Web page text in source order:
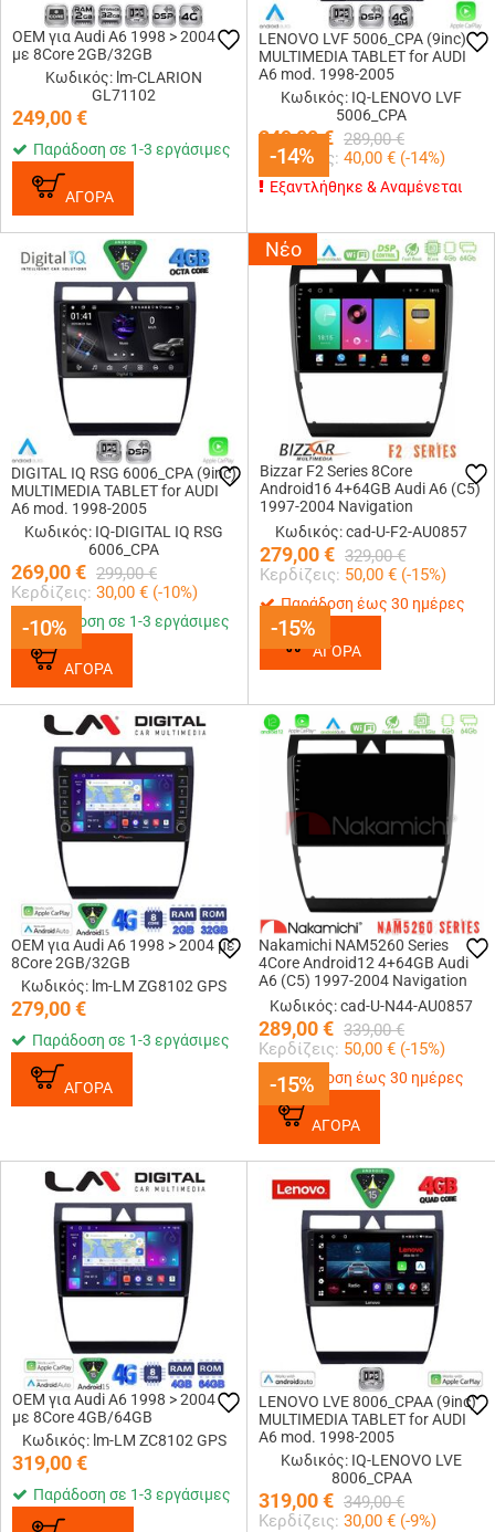
OEM για Audi A6 1998 > 2004
με 8Core 2GB/32GB
Κωδικός: lm-CLARION
GL71102
249,00€
Παράδοση σε 1-3 εργάσιμες
ΑΓΟΡΑ
-14%
LENOVO LVF 5006_CPA (9inc)
MULTIMEDIA TABLET for AUDI
A6 mod. 1998-2005
Κωδικός: IQ-LENOVO LVF
5006_CPA
249,00€ 289,00 €
Κερδίζεις: 40,00 € (-14%)
-14%
Εξαντλήθηκε & Αναμένεται
-10%
DIGITAL IQ RSG 6006_CPA (9inc)
MULTIMEDIA TABLET for AUDI
A6 mod. 1998-2005
Κωδικός: IQ-DIGITAL IQ RSG
6006_CPA
269,00€ 299,00 €
Κερδίζεις: 30,00 € (-10%)
-10%
Παράδοση σε 1-3 εργάσιμες
ΑΓΟΡΑ
Νέο
-15%
Bizzar F2 Series 8Core
Android16 4+64GB Audi A6 (C5)
1997-2004 Navigation
Multimedia Tablet 9
Κωδικός: cad-U-F2-AU0857
279,00€ 329,00 €
Κερδίζεις: 50,00 € (-15%)
-15%
Παράδοση έως 30 ημέρες
ΑΓΟΡΑ
OEM για Audi A6 1998 > 2004 με
8Core 2GB/32GB
Κωδικός: lm-LM ZG8102 GPS
279,00€
Παράδοση σε 1-3 εργάσιμες
ΑΓΟΡΑ -15%
Nakamichi NAM5260 Series
4Core Android12 4+64GB Audi
A6 (C5) 1997-2004 Navigation
Multimedia Tablet 9 Με Carplay
&amp; Android Auto
Κωδικός: cad-U-N44-AU0857
289,00€ 339,00 €
Κερδίζεις: 50,00 € (-15%)
-15%
Παράδοση έως 30 ημέρες
ΑΓΟΡΑ
OEM για Audi A6 1998 > 2004
με 8Core 4GB/64GB
Κωδικός: lm-LM ZC8102 GPS
319,00€
Παράδοση σε 1-3 εργάσιμες
LENOVO LVE 8006_CPAA (9inc)
MULTIMEDIA TABLET for AUDI
A6 mod. 1998-2005
Κωδικός: IQ-LENOVO LVE
8006_CPAA
319,00€ 349,00 €
Κερδίζεις: 30,00 € (-9%)